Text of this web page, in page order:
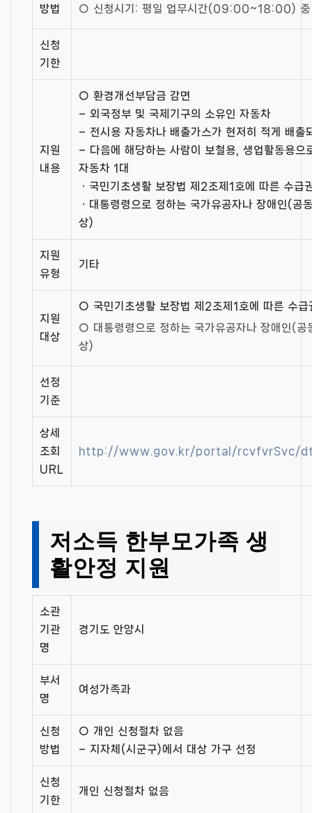
방법
○ 신청시기: 평일 업무시간(09:00~18:00) 중
신청
기한
지원
내용
○ 환경개선부담금 감면
– 외국정부 및 국제기구의 소유인 자동차
– 전시용 자동차나 배출가스가 현저히 적게 배출
– 다음에 해당하는 사람이 보철용, 생업활동용으
자동차 1대
ㆍ국민기초생활 보장법 제2조제1호에 따른 수급
ㆍ대통령령으로 정하는 국가유공자나 장애인(공
상)
지원
유형
기타
지원
대상
○ 국민기초생활 보장법 제2조제1호에 따른 수급
○ 대통령령으로 정하는 국가유공자나 장애인(공
상)
선정
기준
상세
조회
URL
http://www.gov.kr/portal/rcvfvrSvc/
저소득 한부모가족 생
활안정 지원
소관
기관
명
경기도 안양시
부서
명
여성가족과
신청
방법
○ 개인 신청절차 없음
– 지자체(시군구)에서 대상 가구 선정
신청
기한
개인 신청절차 없음